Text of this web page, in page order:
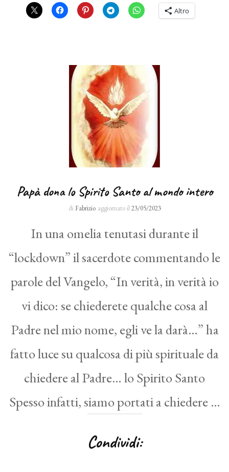
Altro
Papà dona lo Spirito Santo al mondo intero
di Fabrizio aggiornato il23/05/2023
In una omelia tenutasi durante il
“lockdown” il sacerdote commentando le
parole del Vangelo, “In verità, in verità io
vi dico: se chiederete qualche cosa al
Padre nel mio nome, egli ve la darà…” ha
fatto luce su qualcosa di più spirituale da
chiedere al Padre… lo Spirito Santo
Spesso infatti, siamo portati a chiedere …
Condividi: